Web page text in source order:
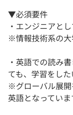
▼必須要件
・エンジニアと
※情報技術系の
・英語での読み
ても、学習をし
※グローバル展
英語となっていま